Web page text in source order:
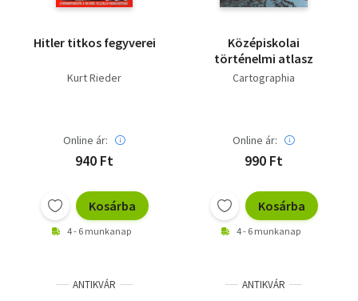
Történelem
Egyéb
Hitler titkos fegyverei
Kurt Rieder
Online ár:
940 Ft
Kosárba
4 - 6 munkanap
Középiskolai
történelmi atlasz
Cartographia
Online ár:
990 Ft
Kosárba
4 - 6 munkanap
ANTIKVÁR ANTIKVÁR